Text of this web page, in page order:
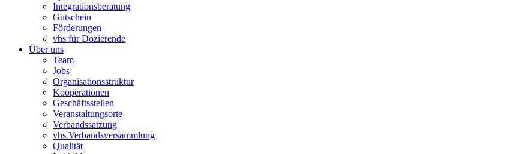
Integrationsberatung
Gutschein
Förderungen
vhs für Dozierende
Über uns
Team
Jobs
Organisationsstruktur
Kooperationen
Geschäftsstellen
Veranstaltungsorte
Verbandssatzung
vhs Verbandsversammlung
Qualität